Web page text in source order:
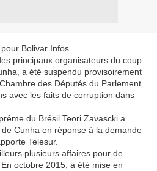
Bolivar Infos
principaux organisateurs du coup
a été suspendu provisoirement
des Députés du Parlement
avec les faits de corruption dans
du Brésil Teori Zavascki a
Cunha en réponse à la demande
Telesur.
plusieurs affaires pour de
octobre 2015, a été mise en